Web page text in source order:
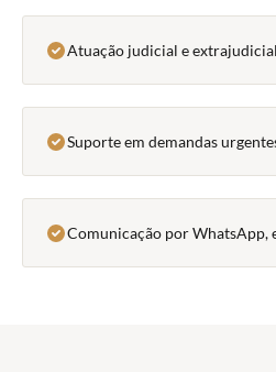
Atuação judicial e extrajudicial
Suporte em demandas
Comunicação por WhatsApp,